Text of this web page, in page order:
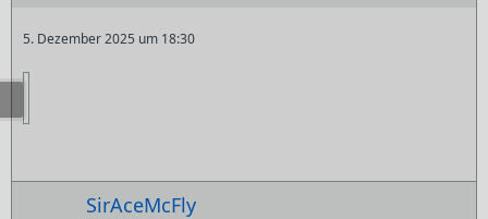
5. Dezember 2025 um 18:30
SirAceMcFly